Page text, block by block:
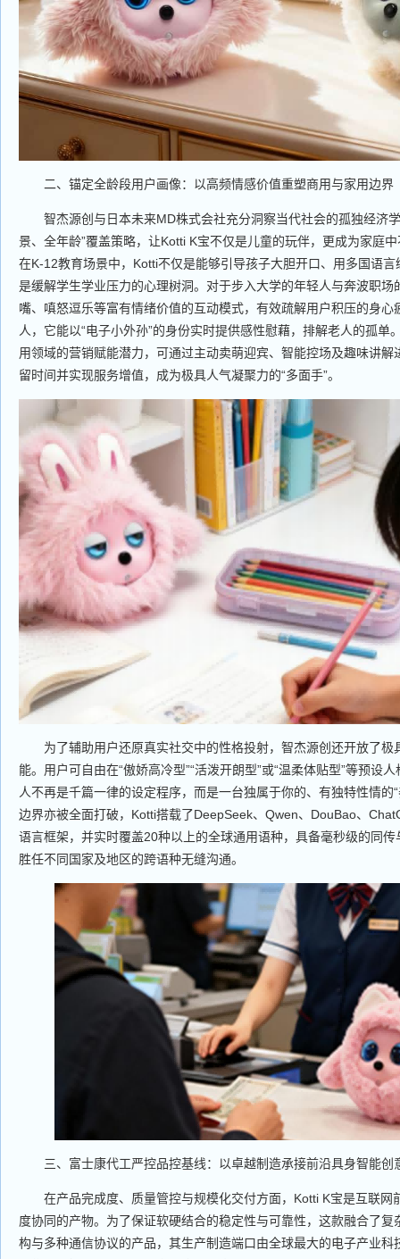
二、锚定全龄段用户画像：以高频情感价值重塑商用与家用边界
智杰源创与日本未来MD株式会社充分洞察当代社会的孤独经济学
景、全年龄”覆盖策略，让Kotti K宝不仅是儿童的玩伴，更成为家庭
在K-12教育场景中，Kotti不仅是能够引导孩子大胆开口、用多国语言
是缓解学生学业压力的心理树洞。对于步入大学的年轻人与奔波职场
嘴、嗔怒逗乐等富有情绪价值的互动模式，有效疏解用户积压的身心
人，它能以“电子小外孙”的身份实时提供感性慰藉，排解老人的孤单
用领域的营销赋能潜力，可通过主动卖萌迎宾、智能控场及趣味讲解
留时间并实现服务增值，成为极具人气凝聚力的“多面手”。
为了辅助用户还原真实社交中的性格投射，智杰源创还开放了极
能。用户可自由在“傲娇高冷型”“活泼开朗型”或“温柔体贴型”等预设
人不再是千篇一律的设定程序，而是一台独属于你的、有独特性情的
边界亦被全面打破，Kotti搭载了DeepSeek、Qwen、DouBao、
语言框架，并实时覆盖20种以上的全球通用语种，具备毫秒级的同
胜任不同国家及地区的跨语种无缝沟通。
三、富士康代工严控品控基线：以卓越制造承接前沿具身智能创
在产品完成度、质量管控与规模化交付方面，Kotti K宝是互联网
度协同的产物。为了保证软硬结合的稳定性与可靠性，这款融合了复
构与多种通信协议的产品，其生产制造端口由全球最大的电子产业